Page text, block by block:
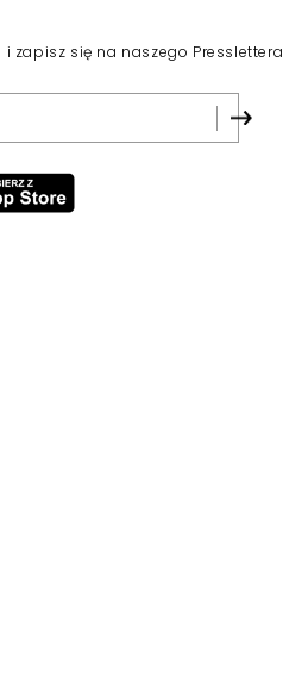
zapisz się na naszego Presslettera